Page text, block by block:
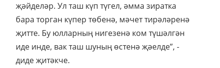
җәйделәр. Ул таш күп түгел, әмма зиратка
бара торган күпер төбенә, мәчет тирәләренә
җитте. Бу юлларның нигезенә ком түшәлгән
иде инде, вак таш шуның өстенә җәелде”, -
диде җитәкче.